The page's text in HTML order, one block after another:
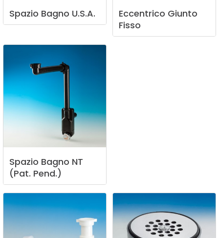
Spazio Bagno U.S.A. Eccentrico Giunto
Fisso
Spazio Bagno NT
(Pat. Pend.)